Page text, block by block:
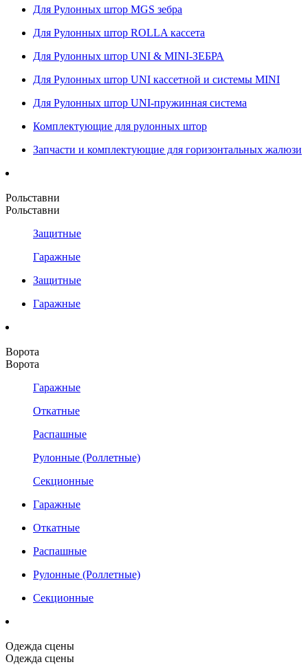
Для Рулонных штор MGS зебра
Для Рулонных штор ROLLA кассета
Для Рулонных штор UNI & MINI-ЗЕБРА
Для Рулонных штор UNI кассетной и системы MINI
Для Рулонных штор UNI-пружинная система
Комплектующие для рулонных штор
Запчасти и комплектующие для горизонтальных жалюзи
Рольставни
Рольставни
Защитные
Гаражные
Защитные
Гаражные
Ворота
Ворота
Гаражные
Откатные
Распашные
Рулонные (Роллетные)
Секционные
Гаражные
Откатные
Распашные
Рулонные (Роллетные)
Секционные
Одежда сцены
Одежда сцены